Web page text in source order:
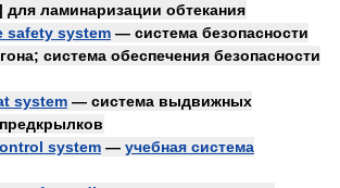
ламинаризации обтекания
safety system — система безопасности
система обеспечения безопасности
system — система выдвижных
system — учебная система